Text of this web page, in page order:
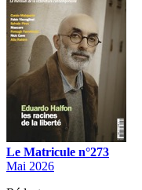
Le Matricule n°273
Mai 2026